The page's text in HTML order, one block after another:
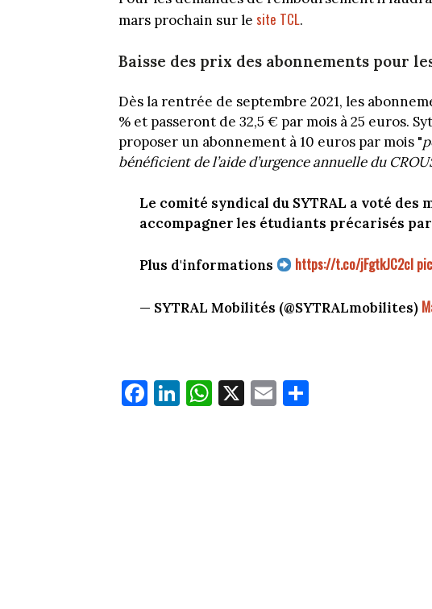
mars prochain sur le site TCL.
Baisse des prix des abonnements pour
Dès la rentrée de septembre 2021, les
% et passeront de 32,5 € par mois à 25 euros.
proposer un abonnement à 10 euros par mois "
bénéficient de l’aide d’urgence annuelle du
Le comité syndical du SYTRAL a voté
accompagner les étudiants précarisés
Plus d'informations https://t.co/jFgtkJC2cl
— SYTRAL Mobilités (@SYTRALmobilites)
Fa
ce
Li
nk
W
ha
X E
m